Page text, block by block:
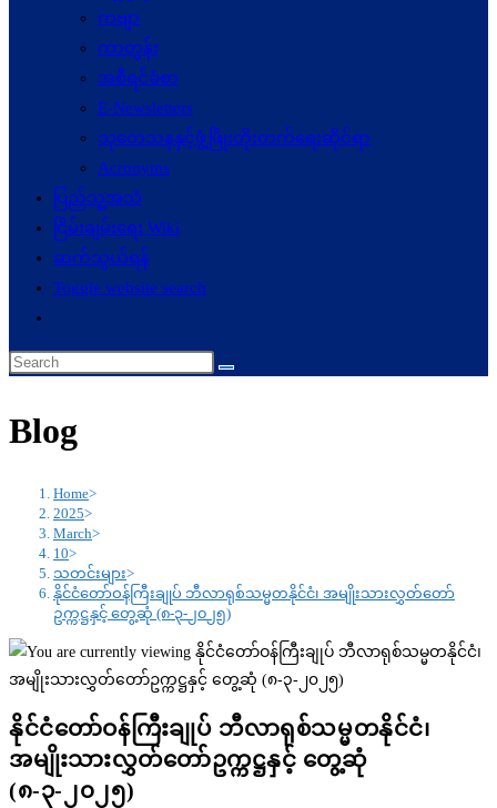
ကဗျာ
ကာတွန်း
အစီရင်ခံစာ
E-Newsletters
သုတေသနနှင့်ဖွံ့ဖြိုးတိုးတက်ရေးဆိုင်ရာ
Acronyms
ပြည်သူ့အသံ
ငြိမ်းချမ်းရေး Wiki
ဆက်သွယ်ရန်
Toggle website search
Blog
Home>
2025>
March>
10>
သတင်းများ>
နိုင်ငံတော်ဝန်ကြီးချုပ် ဘီလာရုစ်သမ္မတနိုင်ငံ၊ အမျိုးသားလွှတ်တော်
ဥက္ကဋ္ဌနှင့် တွေ့ဆုံ (၈-၃-၂၀၂၅)
နိုင်ငံတော်ဝန်ကြီးချုပ် ဘီလာရုစ်သမ္မတနိုင်ငံ၊
အမျိုးသားလွှတ်တော်ဥက္ကဋ္ဌနှင့် တွေ့ဆုံ
(၈-၃-၂၀၂၅)